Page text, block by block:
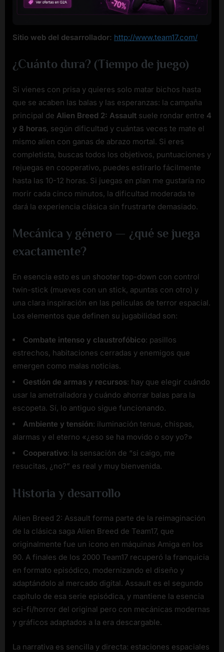
Sitio web del desarrollador: http://www.team17.com/
¿Cuánto dura? (Tiempo de juego)
Si vienes con prisa y quieres solo matar bichos hasta
que se acaben las balas y las esperanzas: la campaña
principal de Alien Breed 2: Assault suele rondar entre 4
y 8 horas, según dificultad y cuántas veces te mate el
mismo alien con ganas de abrazo mortal. Si eres
completista, buscas todos los objetivos, puntuaciones y
rejuegas en cooperativo, puedes estirarlo fácilmente
hasta las 10-12 horas. Si juegas en plan me gustaría no
morir cada cinco minutos, la dificultad moderada te
dará la experiencia clásica sin frustrarte demasiado.
Mecánica y género — ¿qué se juega
exactamente?
En esencia esto es un shooter top-down con control
twin-stick (mueves con un stick, apuntas con otro) y
una clara inspiración en las películas de terror espacial.
Los elementos que definen su jugabilidad son:
Combate intenso y claustrofóbico: pasillos
estrechos, habitaciones cerradas y enemigos que
emergen como malas noticias.
Gestión de armas y recursos: hay que elegir cuándo
usar la ametralladora y cuándo ahorrar balas para la
escopeta. Sí, lo antiguo sigue funcionando.
Ambiente y tensión: iluminación tenue, chispas,
alarmas y el eterno «¿eso se ha movido o soy yo?»
Cooperativo: la sensación de “si caigo, me
resucitas, ¿no?” es real y muy bienvenida.
Historia y desarrollo
Alien Breed 2: Assault forma parte de la reimaginación
de la clásica saga Alien Breed de Team17, que
originalmente fue un icono en máquinas Amiga en los
90. A finales de los 2000 Team17 recuperó la franquicia
en formato episódico, modernizando el diseño y
adaptándolo al mercado digital. Assault es el segundo
capítulo de esa serie episódica, y mantiene la esencia
sci-fi/horror del original pero con mecánicas modernas
y gráficos adaptados a la era descargable.
La narrativa es sencilla y directa: estaciones espaciales